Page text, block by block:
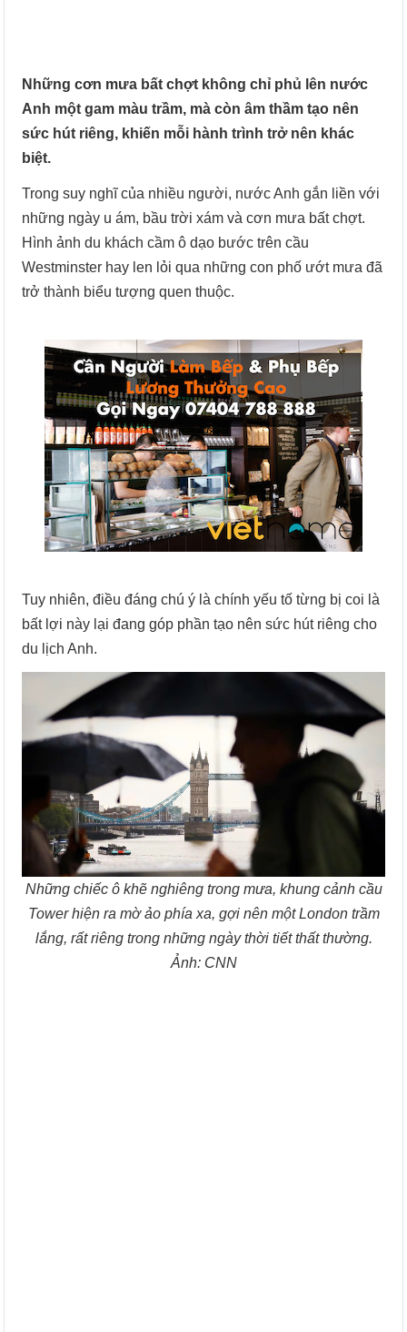
Những cơn mưa bất chợt không chỉ phủ lên nước
Anh một gam màu trầm, mà còn âm thầm tạo nên
sức hút riêng, khiến mỗi hành trình trở nên khác
biệt.
Trong suy nghĩ của nhiều người, nước Anh gắn liền với
những ngày u ám, bầu trời xám và cơn mưa bất chợt.
Hình ảnh du khách cầm ô dạo bước trên cầu
Westminster hay len lỏi qua những con phố ướt mưa đã
trở thành biểu tượng quen thuộc.
Tuy nhiên, điều đáng chú ý là chính yếu tố từng bị coi là
bất lợi này lại đang góp phần tạo nên sức hút riêng cho
du lịch Anh.
Những chiếc ô khẽ nghiêng trong mưa, khung cảnh cầu
Tower hiện ra mờ ảo phía xa, gợi nên một London trầm
lắng, rất riêng trong những ngày thời tiết thất thường.
Ảnh: CNN